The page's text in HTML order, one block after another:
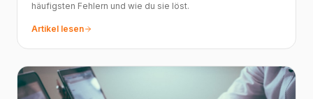
häufigsten Fehlern und wie du sie löst.
Artikel lesen